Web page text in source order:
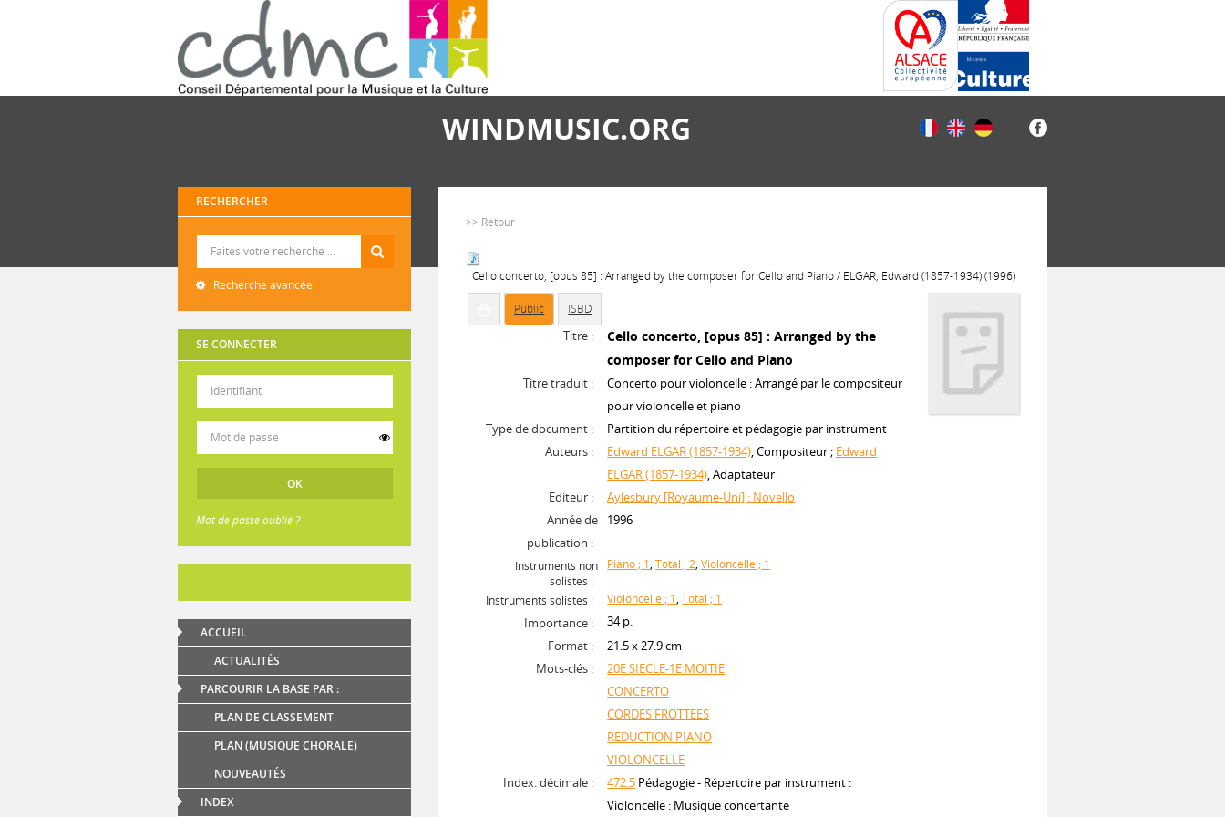
WINDMUSIC.ORG
RECHERCHER
Recherche avancée
SE CONNECTER
Mot de passe oublié ?
ACCUEIL
ACTUALITÉS
PARCOURIR LA BASE PAR :
PLAN DE CLASSEMENT
PLAN (MUSIQUE CHORALE)
NOUVEAUTÉS
INDEX
>> Retour
Cello concerto, [opus 85] : Arranged by the composer for Cello and Piano / ELGAR, Edward (1857-1934) (1996)
Public ISBD
Titre :
Cello concerto, [opus 85] : Arranged by the
composer for Cello and Piano
Titre traduit :
Concerto pour violoncelle : Arrangé par le compositeur
pour violoncelle et piano
Type de document :
Partition du répertoire et pédagogie par instrument
Auteurs :
Edward ELGAR (1857-1934), Compositeur ; Edward
ELGAR (1857-1934), Adaptateur
Editeur :
Aylesbury [Royaume-Uni] : Novello
Année de
publication :
1996
Instruments non
solistes :
Piano ; 1,Total ; 2,Violoncelle ; 1
Instruments solistes : Violoncelle ; 1,Total ; 1
Importance :
34 p.
Format :
21.5 x 27.9 cm
Mots-clés :
20E SIECLE-1E MOITIE
CONCERTO
CORDES FROTTEES
REDUCTION PIANO
VIOLONCELLE
Index. décimale :
472.5 Pédagogie - Répertoire par instrument :
Violoncelle : Musique concertante